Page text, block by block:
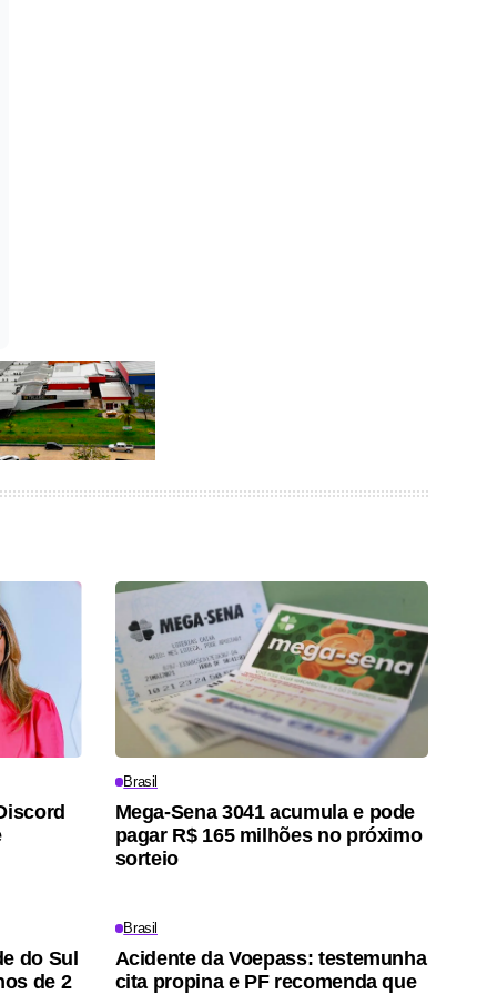
Brasil
Mega-Sena 3041 acumula e pode
pagar R$ 165 milhões no próximo
sorteio
do Sul
de 2
Brasil
Acidente da Voepass: testemunha
cita propina e PF recomenda que